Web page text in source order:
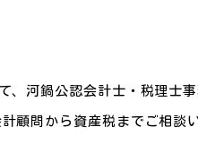
河鍋公認会計士・税理士事
顧問から資産税までご相談